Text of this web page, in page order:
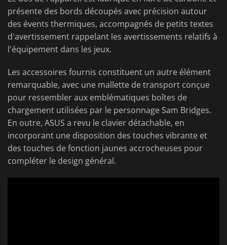
présente des bords découpés avec précision autour
des évents thermiques, accompagnés de petits textes
d'avertissement rappelant les avertissements relatifs à
l'équipement dans les jeux.
Les accessoires fournis constituent un autre élément
remarquable, avec une mallette de transport conçue
pour ressembler aux emblématiques boîtes de
chargement utilisées par le personnage Sam Bridges.
En outre, ASUS a revu le clavier détachable, en
incorporant une disposition des touches vibrante et
des touches de fonction jaunes accrocheuses pour
compléter le design général.